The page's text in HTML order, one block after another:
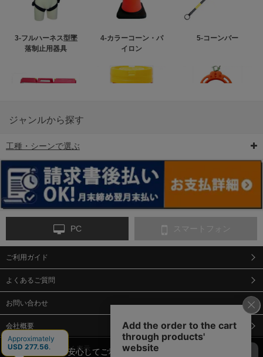
3-フルハーネス型墜
落制止用器具
4-カラーコーン・パ
イロン
5-コーンバー
6-矢印板/LED矢印板
ンス
9-点字マット・タイ
ジャンルから探す
工種・シーンで選ぶ
PC スマートフォン
ご利用ガイド
よくあるご質問
お問い合わせ
会社概要
特定商取引法に基づく表示
当サイトでは、安心してご利用いただくため（なりすまし防止